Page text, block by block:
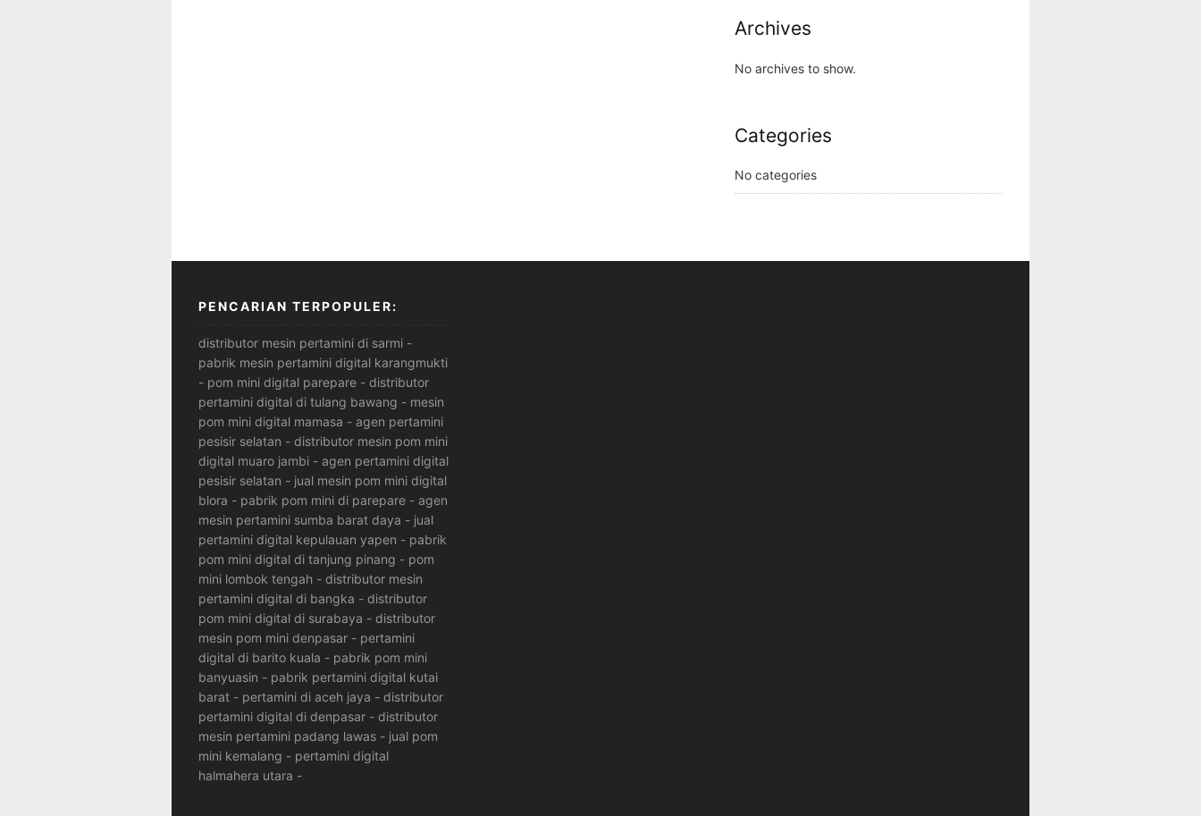
Archives
No archives to show.
Categories
No categories
PENCARIAN TERPOPULER:
distributor mesin pertamini di sarmi -
pabrik mesin pertamini digital karangmukti
- pom mini digital parepare - distributor
pertamini digital di tulang bawang - mesin
pom mini digital mamasa - agen pertamini
pesisir selatan - distributor mesin pom mini
digital muaro jambi - agen pertamini digital
pesisir selatan - jual mesin pom mini digital
blora - pabrik pom mini di parepare - agen
mesin pertamini sumba barat daya - jual
pertamini digital kepulauan yapen - pabrik
pom mini digital di tanjung pinang - pom
mini lombok tengah - distributor mesin
pertamini digital di bangka - distributor
pom mini digital di surabaya - distributor
mesin pom mini denpasar - pertamini
digital di barito kuala - pabrik pom mini
banyuasin - pabrik pertamini digital kutai
barat - pertamini di aceh jaya - distributor
pertamini digital di denpasar - distributor
mesin pertamini padang lawas - jual pom
mini kemalang - pertamini digital
halmahera utara -